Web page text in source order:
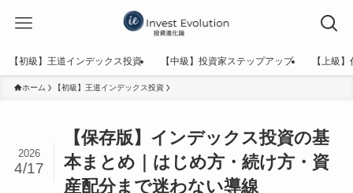
【初級】王道インデックス投資 【中級】投資家ステップアップ 【上級
ホーム 【初級】王道インデックス投資
【保存版】インデックス投資の基
本まとめ｜はじめ方・続け方・資
産配分まで迷わない導線
2026
4/17